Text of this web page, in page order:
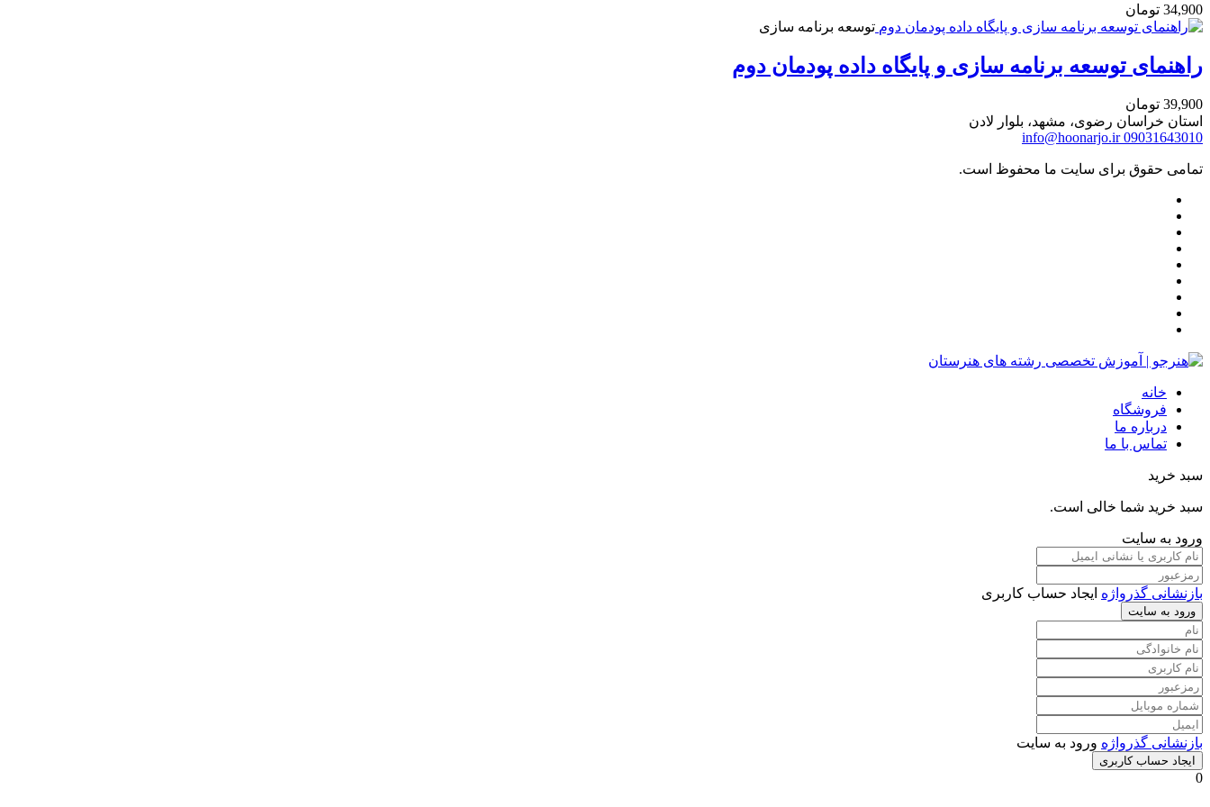
34,900 تومان
توسعه برنامه سازی
راهنمای توسعه برنامه سازی و پایگاه داده پودمان دوم
39,900 تومان
استان خراسان رضوی، مشهد، بلوار لادن
09031643010
info@hoonarjo.ir
تمامی حقوق برای سایت ما محفوظ است.
خانه
فروشگاه
درباره ما
تماس با ما
سبد خرید
سبد خرید شما خالی است.
ورود به سایت
بازنشانی گذرواژه ایجاد حساب کاربری
ورود به سایت
بازنشانی گذرواژه ورود به سایت
ایجاد حساب کاربری
0